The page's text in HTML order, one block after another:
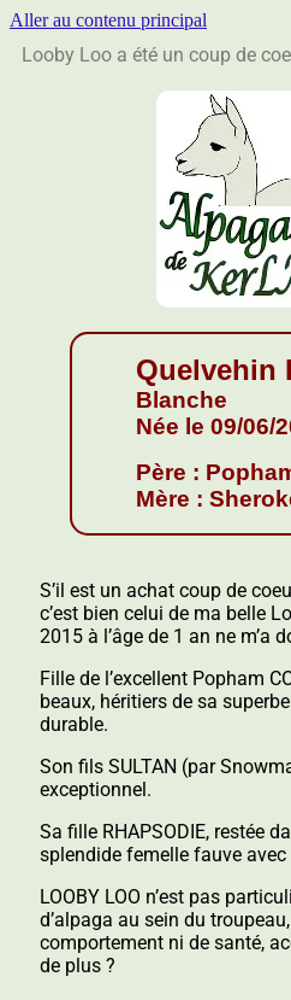
Aller au contenu principal
Looby Loo a été un coup de
Quelvehin
Blanche
Née le 09/06/
Père :
Mère :
S’il est un achat coup de
c’est bien celui de ma belle
2015 à l’âge de 1 an ne m’a
Fille de l’excellent Popham
beaux, héritiers de sa
durable.
Son fils SULTAN (par
exceptionnel.
Sa fille RHAPSODIE, restée
splendide femelle fauve avec
LOOBY LOO n’est pas
d’alpaga au sein du
comportement ni de santé,
de plus ?